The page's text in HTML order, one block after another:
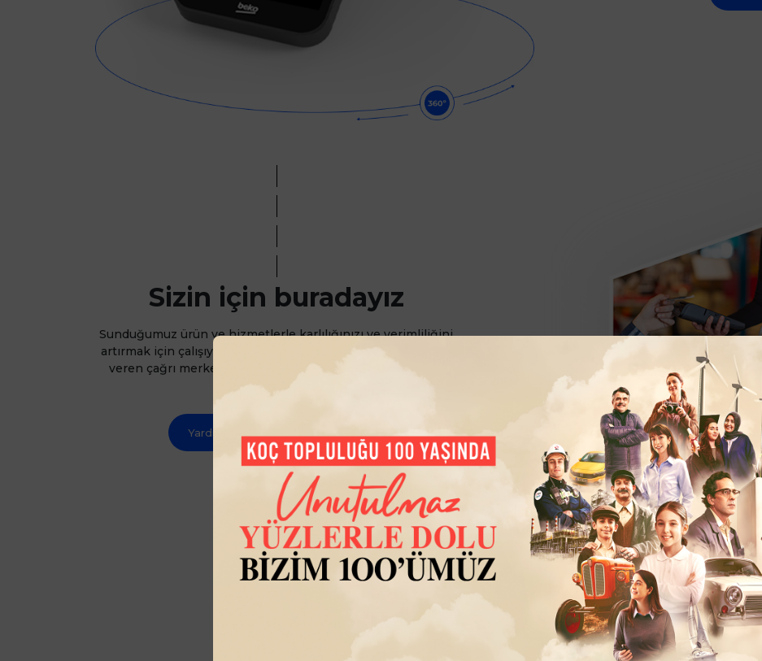
Sizin için buradayız
Sunduğumuz ürün ve hizmetlerle karlılığınızı ve verimliliğini
artırmak için çalışıyoruz. Uzman servis ağımızla, 7/24 hizmet
veren çağrı merkezimizle desteğe ihtiyacınız olan her an
sizin için buradayız.
Yardım Merkezi